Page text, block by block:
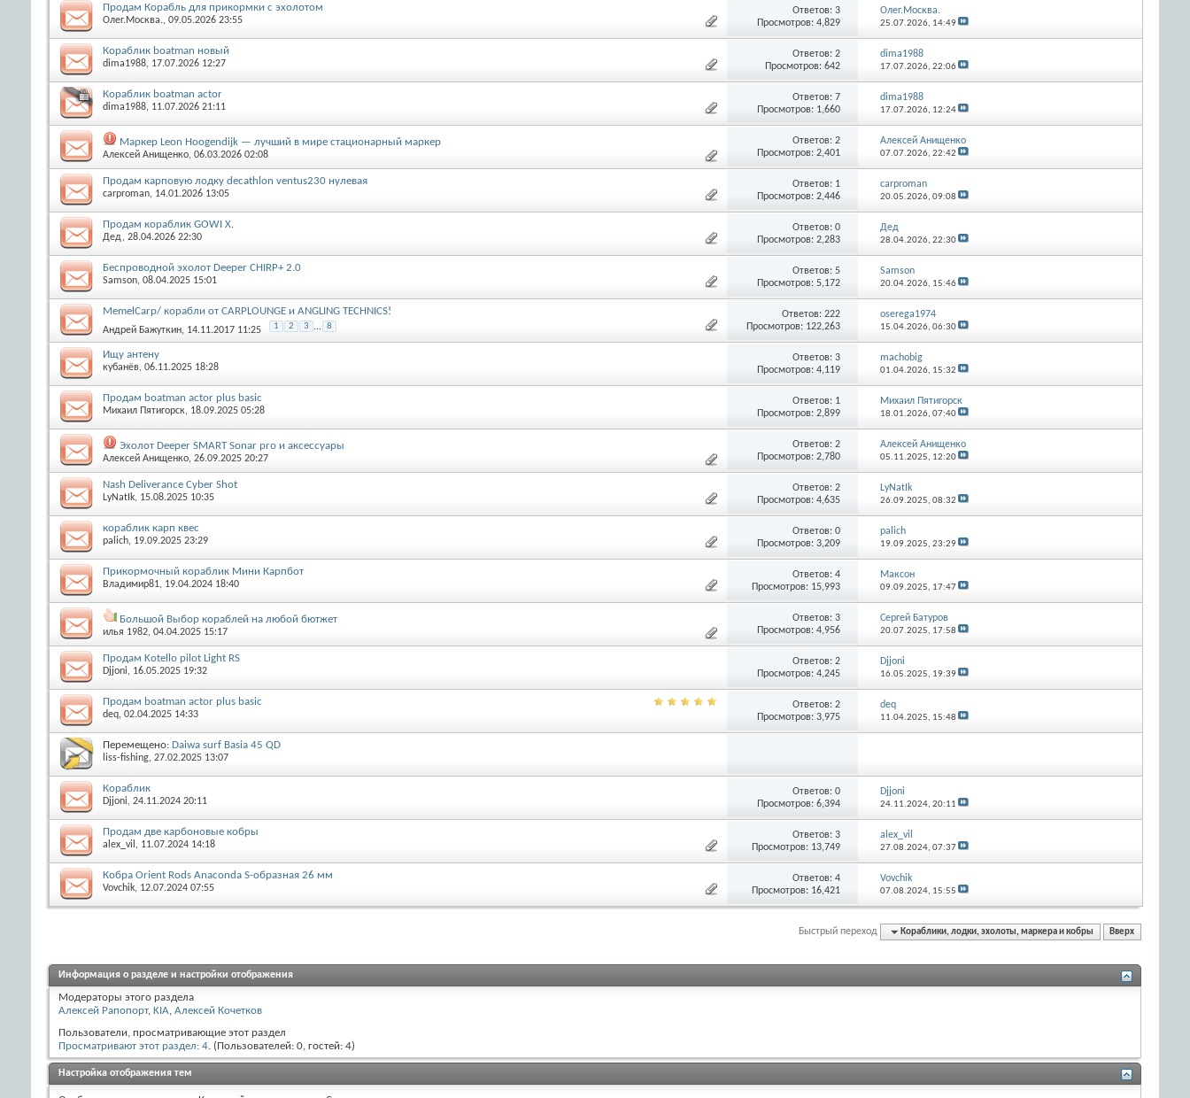
Продам Корабль для прикормки с эхолотом
Олег.Москва., 09.05.2026 23:55
Ответов:3
Просмотров: 4,829
Олег.Москва.
25.07.2026, 14:49
Кораблик boatman новый
dima1988, 17.07.2026 12:27
Ответов:2
Просмотров: 642
dima1988
17.07.2026, 22:06
Кораблик boatman actor
dima1988, 11.07.2026 21:11
Ответов:7
Просмотров: 1,660
dima1988
17.07.2026, 12:24
Маркер Leon Hoogendijk — лучший в мире стационарный маркер
Алексей Анищенко, 06.03.2026 02:08
Ответов:2
Просмотров: 2,401
Алексей Анищенко
07.07.2026, 22:42
Продам карповую лодку decathlon ventus230 нулевая
carproman, 14.01.2026 13:05
Ответов: 1
Просмотров: 2,446
carproman
20.05.2026, 09:08
Продам кораблик GOWI X.
Дед, 28.04.2026 22:30
Ответов:0
Просмотров: 2,283
Дед
28.04.2026, 22:30
Беспроводной эхолот Deeper CHIRP+ 2.0
Samson, 08.04.2025 15:01
Ответов:5
Просмотров: 5,172
Samson
20.04.2026, 15:46
MemelCarp/ корабли от CARPLOUNGE и ANGLING TECHNICS!
Aндрей Бажуткин, 14.11.2017 11:25 1 2 3 ... 8
Ответов:222
Просмотров: 122,263
oserega1974
15.04.2026, 06:30
Ищу антену
кубанёв, 06.11.2025 18:28
Ответов:3
Просмотров: 4,119
machobig
01.04.2026, 15:32
Продам boatman actor plus basic
Михаил Пятигорск, 18.09.2025 05:28
Ответов: 1
Просмотров: 2,899
Михаил Пятигорск
18.01.2026, 07:40
Эхолот Deeper SMART Sonar prо и аксессуары
Алексей Анищенко, 26.09.2025 20:27
Ответов:2
Просмотров: 2,780
Алексей Анищенко
05.11.2025, 12:20
Nash Deliverance Cyber Shot
LyNatIk, 15.08.2025 10:35
Ответов:2
Просмотров: 4,635
LyNatIk
26.09.2025, 08:32
кораблик карп квес
palich, 19.09.2025 23:29
Ответов:0
Просмотров: 3,209
palich
19.09.2025, 23:29
Прикормочный кораблик Мини Карпбот
Владимир81, 19.04.2024 18:40
Ответов:4
Просмотров: 15,993
Максон
09.09.2025, 17:47
Большой Выбор кораблей на любой бютжет
илья 1982, 04.04.2025 15:17
Ответов:3
Просмотров: 4,956
Сергей Батуров
20.07.2025, 17:58
Продам Kotello pilot Light RS
Djjoni, 16.05.2025 19:32
Ответов:2
Просмотров: 4,245
Djjoni
16.05.2025, 19:39
Продам boatman actor plus basic
deq, 02.04.2025 14:33
Ответов:2
Просмотров: 3,975
deq
11.04.2025, 15:48
Перемещено: Daiwa surf Basia 45 QD
liss-fishing, 27.02.2025 13:07
Кораблик
Djjoni, 24.11.2024 20:11
Ответов:0
Просмотров: 6,394
Djjoni
24.11.2024, 20:11
Продам две карбоновые кобры
alex_vil , 11.07.2024 14:18
Ответов:3
Просмотров: 13,749
alex_vil
27.08.2024, 07:37
Кобра Orient Rods Anaconda S-образная 26 мм
Vovchik, 12.07.2024 07:55
Ответов:4
Просмотров: 16,421
Vovchik
07.08.2024, 15:55
Быстрый переход Кораблики, лодки, эхолоты, маркера и кобры Вверх
Информация о разделе и настройки отображения
Модераторы этого раздела
Алексей Рапопорт, KIA, Алексей Кочетков
Пользователи, просматривающие этот раздел
Просматривают этот раздел: 4. (Пользователей: 0, гостей: 4)
Настройка отображения тем